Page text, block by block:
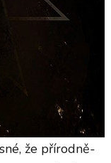
že přírodně-